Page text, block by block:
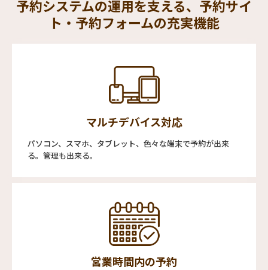
予約システムの運用を支える、予約サイ
ト・予約フォームの充実機能
マルチデバイス対応
パソコン、スマホ、タブレット、色々な端末で予約が出来
る。管理も出来る。
営業時間内の予約